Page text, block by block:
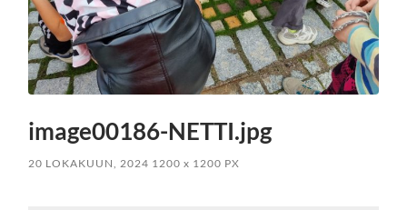
image00186-NETTI.jpg
20 LOKAKUUN, 2024 1200x 1200 PX